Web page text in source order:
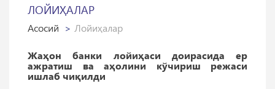
ЛОЙИҲАЛАР
Асосий Лойиҳалар
Жаҳон банки лойиҳаси доирасида ер
ажратиш ва аҳолини кўчириш режаси
ишлаб чиқилди